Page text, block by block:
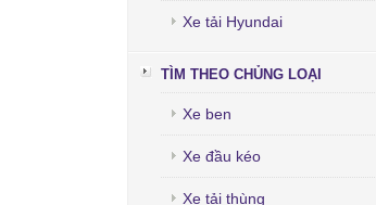
Xe tải Hyundai
TÌM THEO CHỦNG LOẠI
Xe ben
Xe đầu kéo
Xe tải thùng